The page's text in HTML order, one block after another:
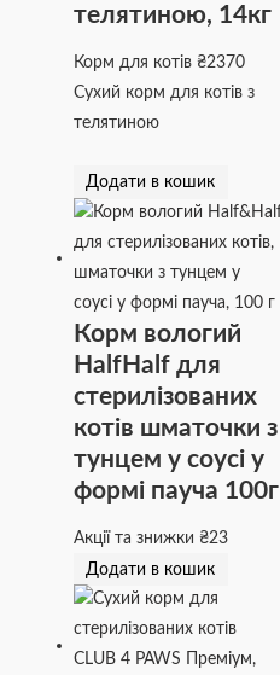
телятиною, 14кг
Корм для котів₴2370
Сухий корм для котів з
телятиною
Додати в кошик
Корм вологий
HalfHalf для
стерилізованих
котів шматочки з
тунцем у соусі у
формі пауча 100г
Акції та знижки₴23
Додати в кошик